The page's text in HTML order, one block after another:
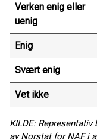
Verken enig eller
uenig
Enig
Svært enig
Vet ikke
KILDE:
av Norstat for NAF i